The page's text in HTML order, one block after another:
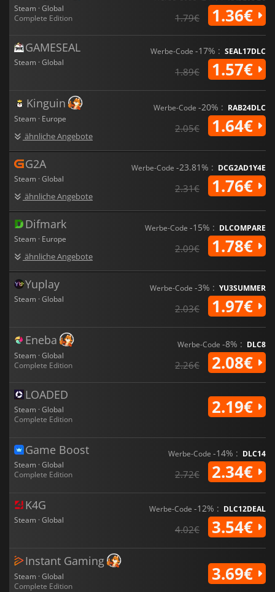
historischer und strategischer Tiefe. Es ist ein Spiel, das
sorgfältige Planung, mutige Diplomatie und ein tiefes
Steam · Global
Complete Edition
1.79€ 1.36€
GAMESEAL
Steam · Global
Werbe-Code -17% : SEAL17DLC
1.89€ 1.57€
Kinguin
Steam · Europe
ähnliche Angebote
Werbe-Code -20% : RAB24DLC
2.05€ 1.64€
G2A
Steam · Global
ähnliche Angebote
Werbe-Code -23.81% : DCG2AD1Y4E
2.31€ 1.76€
Difmark
Steam · Europe
ähnliche Angebote
Werbe-Code -15% : DLCOMPARE
2.09€ 1.78€
Yuplay
Steam · Global
Werbe-Code -3% : YU3SUMMER
2.03€ 1.97€
Eneba
Steam · Global
Complete Edition
Werbe-Code -8% : DLC8
2.26€ 2.08€
LOADED
Steam · Global
Complete Edition
2.19€
Game Boost
Steam · Global
Complete Edition
Werbe-Code -14% : DLC14
2.72€ 2.34€
K4G
Steam · Global
Werbe-Code -12% : DLC12DEAL
4.02€ 3.54€
Instant Gaming
Steam · Global
Complete Edition
3.69€